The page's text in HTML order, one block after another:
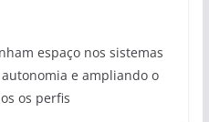
espaço nos sistemas
e ampliando o
os perfis